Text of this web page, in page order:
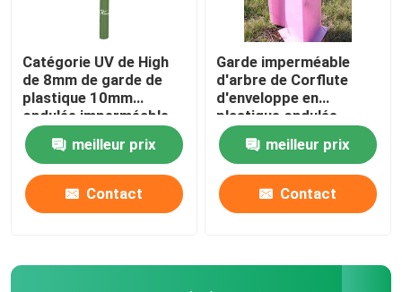
Catégorie UV de High
de 8mm de garde de
plastique 10mm
ondulée imperméable
d'arbre
meilleur prix
Contact
Garde imperméable
d'arbre de Corflute
d'enveloppe en
plastique ondulée
d'arbre de rose
meilleur prix
Contact